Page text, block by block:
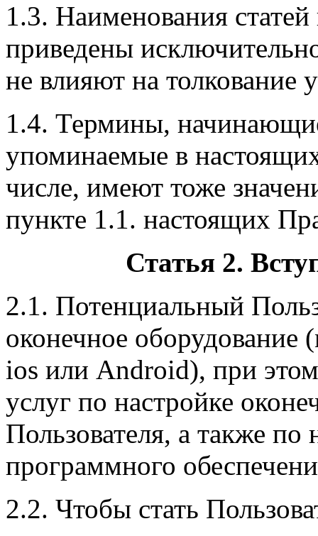
1.3. Наименования
приведены
не влияют на толкование
1.4. Термины,
упоминаемые в
числе, имеют тоже
пункте 1.1. настоящих
Статья 2.
2.1. Потенциальный
оконечное оборудование
ios или Android), при
услуг по настройке
Пользователя, а также по
программного
2.2. Чтобы стать